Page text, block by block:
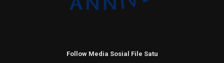
Follow Media Sosial File Satu